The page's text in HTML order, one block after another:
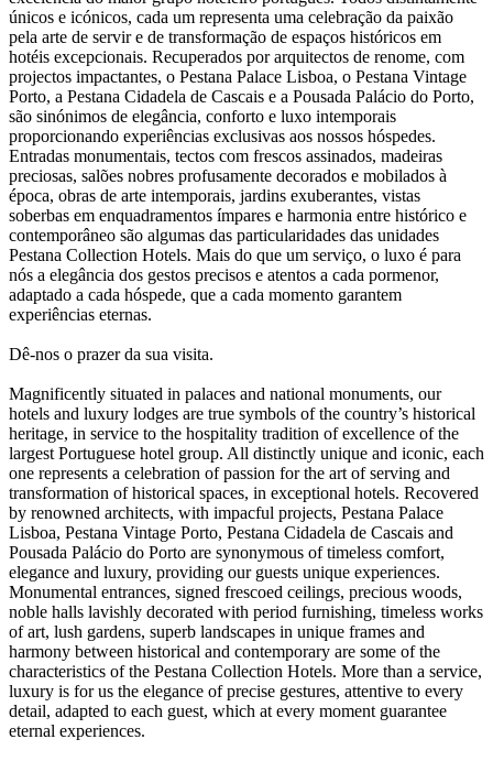
únicos e icónicos, cada um representa uma celebração da paixão
pela arte de servir e de transformação de espaços históricos em
hotéis excepcionais. Recuperados por arquitectos de renome, com
projectos impactantes, o Pestana Palace Lisboa, o Pestana Vintage
Porto, a Pestana Cidadela de Cascais e a Pousada Palácio do Porto,
são sinónimos de elegância, conforto e luxo intemporais
proporcionando experiências exclusivas aos nossos hóspedes.
Entradas monumentais, tectos com frescos assinados, madeiras
preciosas, salões nobres profusamente decorados e mobilados à
época, obras de arte intemporais, jardins exuberantes, vistas
soberbas em enquadramentos ímpares e harmonia entre histórico e
contemporâneo são algumas das particularidades das unidades
Pestana Collection Hotels. Mais do que um serviço, o luxo é para
nós a elegância dos gestos precisos e atentos a cada pormenor,
adaptado a cada hóspede, que a cada momento garantem
experiências eternas.
Dê-nos o prazer da sua visita.
Magnificently situated in palaces and national monuments, our
hotels and luxury lodges are true symbols of the country’s historical
heritage, in service to the hospitality tradition of excellence of the
largest Portuguese hotel group. All distinctly unique and iconic, each
one represents a celebration of passion for the art of serving and
transformation of historical spaces, in exceptional hotels. Recovered
by renowned architects, with impacful projects, Pestana Palace
Lisboa, Pestana Vintage Porto, Pestana Cidadela de Cascais and
Pousada Palácio do Porto are synonymous of timeless comfort,
elegance and luxury, providing our guests unique experiences.
Monumental entrances, signed frescoed ceilings, precious woods,
noble halls lavishly decorated with period furnishing, timeless works
of art, lush gardens, superb landscapes in unique frames and
harmony between historical and contemporary are some of the
characteristics of the Pestana Collection Hotels. More than a service,
luxury is for us the elegance of precise gestures, attentive to every
detail, adapted to each guest, which at every moment guarantee
eternal experiences.